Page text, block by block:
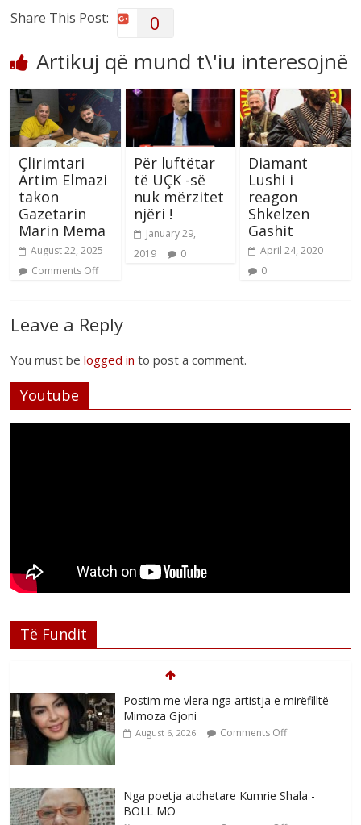
Share This Post: 0
Artikuj që mund t\'iu interesojnë
Çlirimtari
Artim Elmazi
takon
Gazetarin
Marin Mema
August 22, 2025
Comments Off
Për luftëtar
të UÇK -së
nuk mërzitet
njëri !
January 29,
2019
0
Diamant
Lushi i
reagon
Shkelzen
Gashit
April 24, 2020
0
Leave a Reply
You must belogged in to post a comment.
Youtube
Të Fundit
Postim me vlera nga artistja e mirëfilltë
Mimoza Gjoni
August 6, 2026 Comments Off
Nga poetja atdhetare Kumrie Shala -
BOLL MO